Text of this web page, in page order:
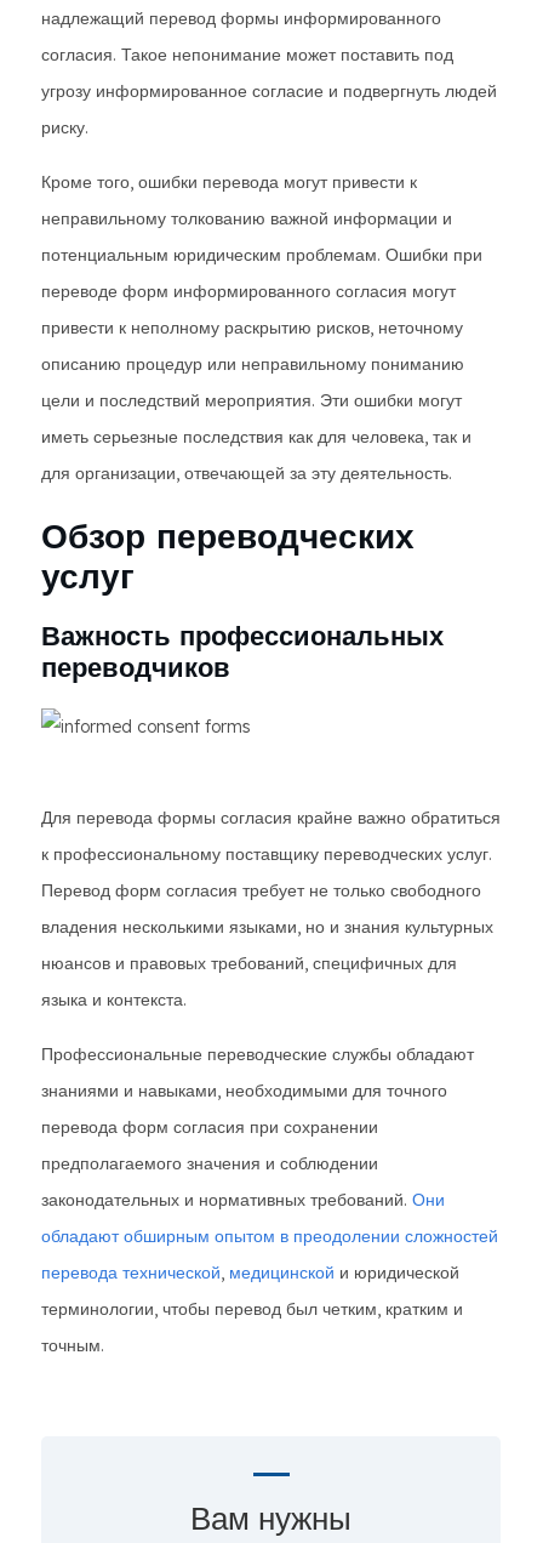
надлежащий перевод формы информированного
согласия. Такое непонимание может поставить под
угрозу информированное согласие и подвергнуть людей
риску.
Кроме того, ошибки перевода могут привести к
неправильному толкованию важной информации и
потенциальным юридическим проблемам. Ошибки при
переводе форм информированного согласия могут
привести к неполному раскрытию рисков, неточному
описанию процедур или неправильному пониманию
цели и последствий мероприятия. Эти ошибки могут
иметь серьезные последствия как для человека, так и
для организации, отвечающей за эту деятельность.
Обзор переводческих
услуг
Важность профессиональных
переводчиков
Для перевода формы согласия крайне важно обратиться
к профессиональному поставщику переводческих услуг.
Перевод форм согласия требует не только свободного
владения несколькими языками, но и знания культурных
нюансов и правовых требований, специфичных для
языка и контекста.
Профессиональные переводческие службы обладают
знаниями и навыками, необходимыми для точного
перевода форм согласия при сохранении
предполагаемого значения и соблюдении
законодательных и нормативных требований. Они
обладают обширным опытом в преодолении сложностей
перевода технической, медицинской и юридической
терминологии, чтобы перевод был четким, кратким и
точным.
Вам нужны